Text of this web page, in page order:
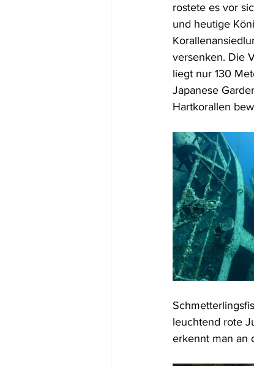
rostete es vor
und heutige
versenken. Die
liegt nur 130
Japanese
Hartkorallen
leuchtend rote
erkennt man an